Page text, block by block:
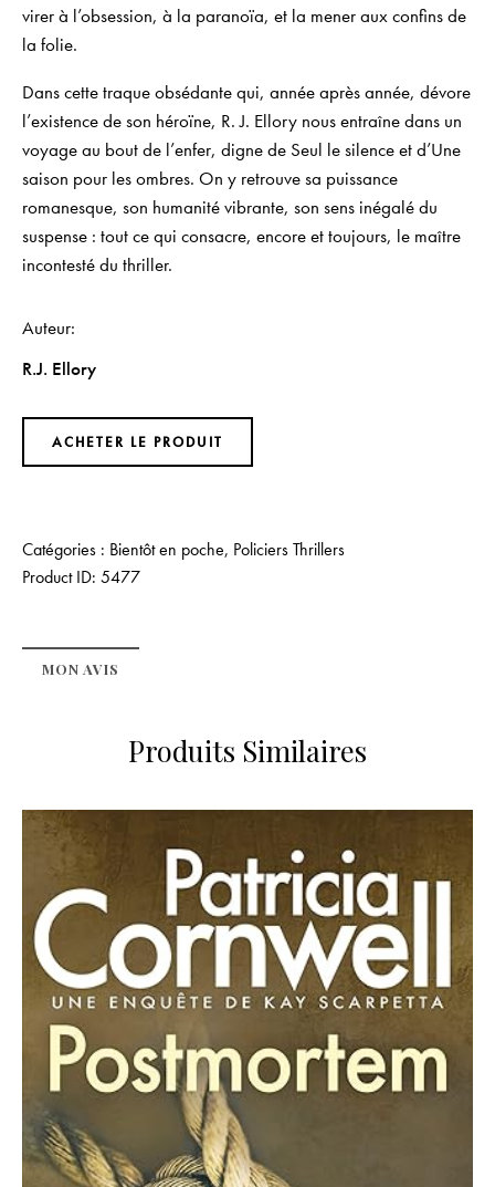
virer à l’obsession, à la paranoïa, et la mener aux confins de
la folie.
Dans cette traque obsédante qui, année après année, dévore
l’existence de son héroïne, R. J. Ellory nous entraîne dans un
voyage au bout de l’enfer, digne de Seul le silenceet d’Une
saison pour les ombres. On y retrouve sa puissance
romanesque, son humanité vibrante, son sens inégalé du
suspense : tout ce qui consacre, encore et toujours, le maître
incontesté du thriller.
Auteur
R.J. Ellory
ACHETER LE PRODUIT
Catégories : Bientôt en poche, Policiers Thrillers
Product ID: 5477
MON AVIS
Produits Similaires